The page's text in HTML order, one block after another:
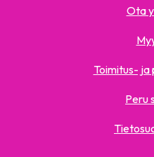
Ota
Toimitus- ja
Peru